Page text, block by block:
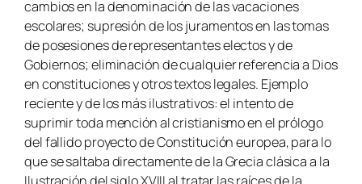
cambios en la denominación de las vacaciones
escolares; supresión de los juramentos en las tomas
de posesiones de representantes electos y de
Gobiernos; eliminación de cualquier referencia a Dios
en constituciones y otros textos legales. Ejemplo
reciente y de los más ilustrativos: el intento de
suprimir toda mención al cristianismo en el prólogo
del fallido proyecto de Constitución europea, para lo
que se saltaba directamente de la Grecia clásica a la